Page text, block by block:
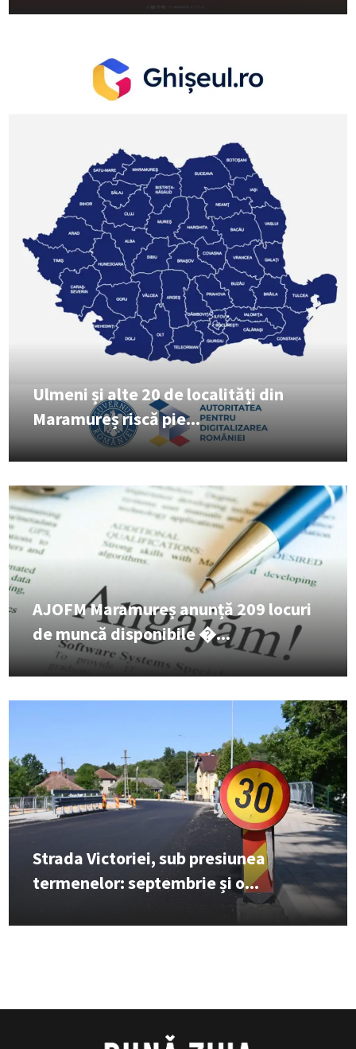
Ulmeni și alte 20 de localități din
Maramureș riscă pie...
AJOFM Maramureș anunță 209 locuri
de muncă disponibile �...
Strada Victoriei, sub presiunea
termenelor: septembrie și o...